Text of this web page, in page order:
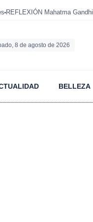
REFLEXIÓN Mahatma Gandhi
8 de agosto de 2026
BELLEZA